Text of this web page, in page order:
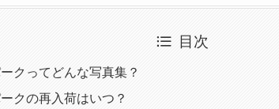
目次
クってどんな写真集？
クの再入荷はいつ？